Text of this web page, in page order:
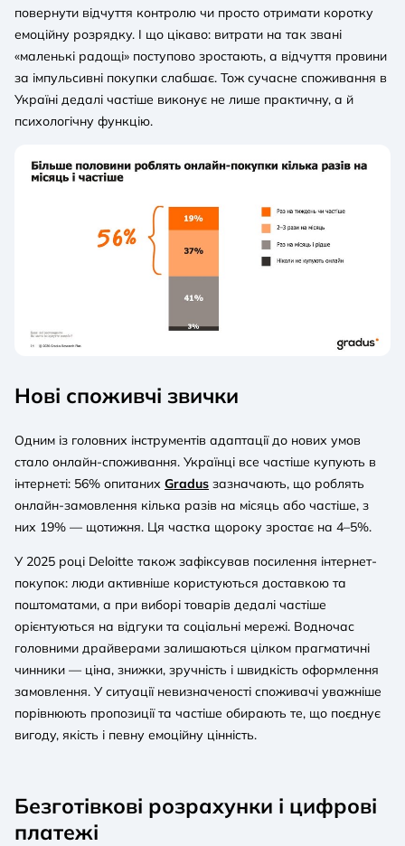
повернути відчуття контролю чи просто отримати коротку
емоційну розрядку. І що цікаво: витрати на так звані
«маленькі радощі» поступово зростають, а відчуття провини
за імпульсивні покупки слабшає. Тож сучасне споживання в
Україні дедалі частіше виконує не лише практичну, а й
психологічну функцію.
Нові споживчі звички
Одним із головних інструментів адаптації до нових умов
стало онлайн-споживання. Українці все частіше купують в
інтернеті: 56% опитаних Gradus зазначають, що роблять
онлайн-замовлення кілька разів на місяць або частіше, з
них 19% — щотижня. Ця частка щороку зростає на 4–5%.
У 2025 році Deloitte також зафіксував посилення інтернет-
покупок: люди активніше користуються доставкою та
поштоматами, а при виборі товарів дедалі частіше
орієнтуються на відгуки та соціальні мережі. Водночас
головними драйверами залишаються цілком прагматичні
чинники — ціна, знижки, зручність і швидкість оформлення
замовлення. У ситуації невизначеності споживачі уважніше
порівнюють пропозиції та частіше обирають те, що поєднує
вигоду, якість і певну емоційну цінність.
Безготівкові розрахунки і цифрові
платежі